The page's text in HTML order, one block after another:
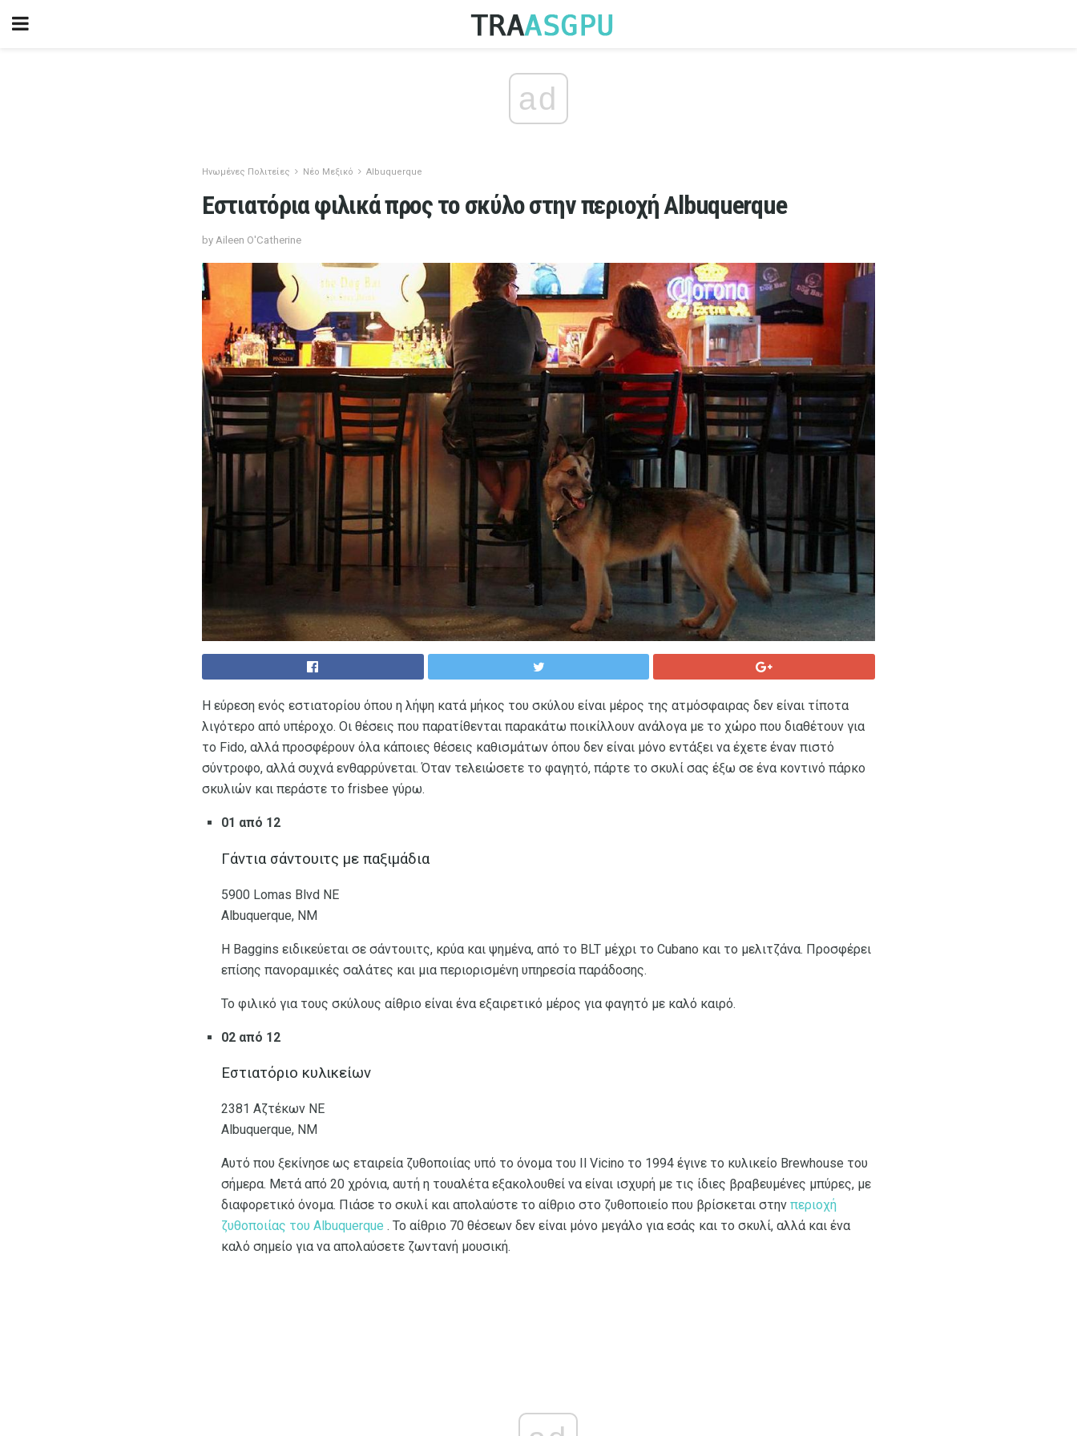
ad
Ηνωμένες Πολιτείες Νέο Μεξικό Albuquerque
Εστιατόρια φιλικά προς το σκύλο στην περιοχή Albuquerque
by Aileen O'Catherine
Η εύρεση ενός εστιατορίου όπου η λήψη κατά μήκος του σκύλου είναι μέρος της ατμόσφαιρας δεν είναι τίποτα
λιγότερο από υπέροχο. Οι θέσεις που παρατίθενται παρακάτω ποικίλλουν ανάλογα με το χώρο που διαθέτουν για
το Fido, αλλά προσφέρουν όλα κάποιες θέσεις καθισμάτων όπου δεν είναι μόνο εντάξει να έχετε έναν πιστό
σύντροφο, αλλά συχνά ενθαρρύνεται. Όταν τελειώσετε το φαγητό, πάρτε το σκυλί σας έξω σε ένα κοντινό πάρκο
σκυλιών και περάστε το frisbee γύρω.
01 από 12
Γάντια σάντουιτς με παξιμάδια
5900 Lomas Blvd NE
Albuquerque, ΝΜ
Η Baggins ειδικεύεται σε σάντουιτς, κρύα και ψημένα, από το BLT μέχρι το Cubano και το μελιτζάνα. Προσφέρει
επίσης πανοραμικές σαλάτες και μια περιορισμένη υπηρεσία παράδοσης.
Το φιλικό για τους σκύλους αίθριο είναι ένα εξαιρετικό μέρος για φαγητό με καλό καιρό.
02 από 12
Εστιατόριο κυλικείων
2381 Αζτέκων ΝΕ
Albuquerque, ΝΜ
Αυτό που ξεκίνησε ως εταιρεία ζυθοποιίας υπό το όνομα του Il Vicino το 1994 έγινε το κυλικείο Brewhouse του
σήμερα. Μετά από 20 χρόνια, αυτή η τουαλέτα εξακολουθεί να είναι ισχυρή με τις ίδιες βραβευμένες μπύρες, με
διαφορετικό όνομα. Πιάσε το σκυλί και απολαύστε το αίθριο στο ζυθοποιείο που βρίσκεται στην περιοχή
ζυθοποιίας του Albuquerque . Το αίθριο 70 θέσεων δεν είναι μόνο μεγάλο για εσάς και το σκυλί, αλλά και ένα
καλό σημείο για να απολαύσετε ζωντανή μουσική.